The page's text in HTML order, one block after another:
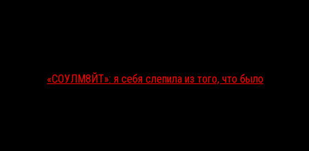
«СОУЛМ8ЙТ»: я себя слепила из того, что было